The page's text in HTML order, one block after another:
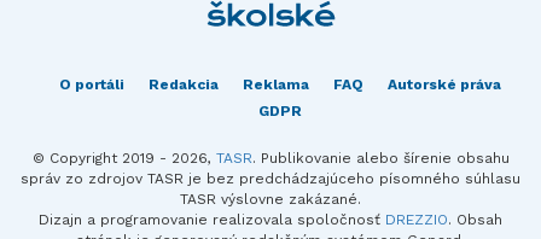
O portáli Redakcia Reklama FAQ
Autorské práva
GDPR
© Copyright 2019 - 2026, TASR. Publikovanie alebo šírenie obsahu
správ zo zdrojov TASR je bez predchádzajúceho písomného súhlasu
TASR výslovne zakázané.
Dizajn a programovanie realizovala spoločnosť DREZZIO. Obsah